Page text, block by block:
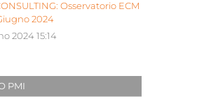
Osservatorio ECM
2024
2024 15:14
PMI